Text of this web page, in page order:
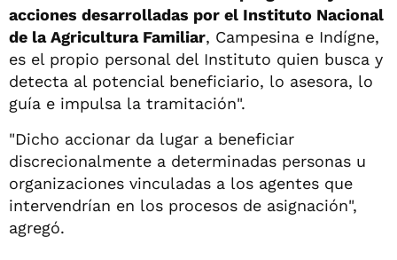
acciones desarrolladas por el Instituto Nacional
de la Agricultura Familiar, Campesina e Indígne,
es el propio personal del Instituto quien busca y
detecta al potencial beneficiario, lo asesora, lo
guía e impulsa la tramitación".
"Dicho accionar da lugar a beneficiar
discrecionalmente a determinadas personas u
organizaciones vinculadas a los agentes que
intervendrían en los procesos de asignación",
agregó.